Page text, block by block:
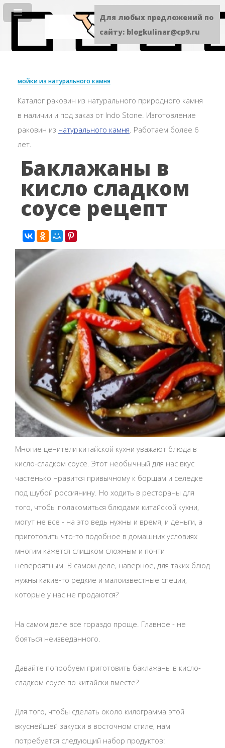
мойки из натурального камня
Каталог раковин из натурального природного камня
в наличии и под заказ от Indo Stone. Изготовление
раковин из натурального камня . Работаем более 6
лет.
Баклажаны в
кисло сладком
соусе рецепт
Многие ценители китайской кухни уважают блюда в
кисло-сладком соусе. Этот необычный для нас вкус
частенько нравится привычному к борщам и селедке
под шубой россиянину. Но ходить в рестораны для
того, чтобы полакомиться блюдами китайской кухни,
могут не все - на это ведь нужны и время, и деньги, а
приготовить что-то подобное в домашних условиях
многим кажется слишком сложным и почти
невероятным. В самом деле, наверное, для таких блюд
нужны какие-то редкие и малоизвестные специи,
которые у нас не продаются?
На самом деле все гораздо проще. Главное - не
бояться неизведанного.
Давайте попробуем приготовить баклажаны в кисло-
сладком соусе по-китайски вместе?
Для того, чтобы сделать около килограмма этой
вкуснейшей закуски в восточном стиле, нам
потребуется следующий набор продуктов:
Для любых предложений по
сайту: blogkulinar@cp9.ru